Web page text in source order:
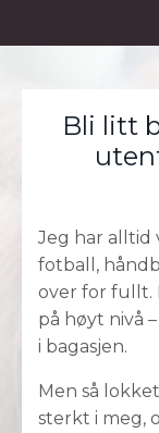
Bli litt
Jeg har alltid
fotball,
over for fullt.
på høyt nivå
i bagasjen.
Men så
sterkt i meg,